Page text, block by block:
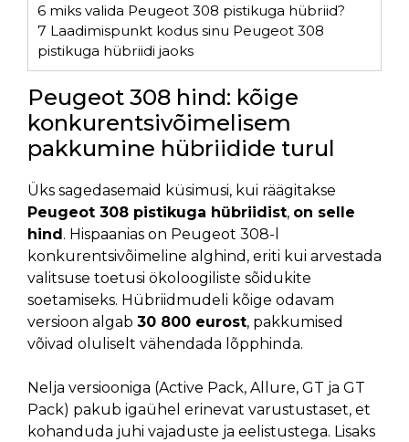
6 miks valida Peugeot 308 pistikuga hübriid?
7 Laadimispunkt kodus sinu Peugeot 308
pistikuga hübriidi jaoks
Peugeot 308 hind: kõige
konkurentsivõimelisem
pakkumine hübriidide turul
Üks sagedasemaid küsimusi, kui räägitakse
Peugeot 308 pistikuga hübriidist, on selle
hind. Hispaanias on Peugeot 308-l
konkurentsivõimeline alghind, eriti kui arvestada
valitsuse toetusi ökoloogiliste sõidukite
soetamiseks. Hübriidmudeli kõige odavam
versioon algab 30 800 eurost, pakkumised
võivad oluliselt vähendada lõpphinda.
Nelja versiooniga (Active Pack, Allure, GT ja GT
Pack) pakub igaühel erinevat varustustaset, et
kohanduda juhi vajaduste ja eelistustega. Lisaks